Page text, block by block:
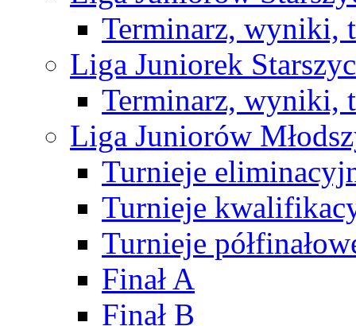
Terminarz, wyniki,
Liga Juniorek
Terminarz, wyniki,
Liga Juniorów
Turnieje
Turnieje
Turnieje
Finał A
Finał B